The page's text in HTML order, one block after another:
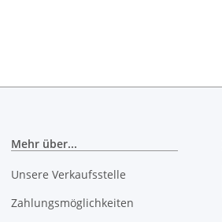
Mehr über...
Unsere Verkaufsstelle
Zahlungsmöglichkeiten